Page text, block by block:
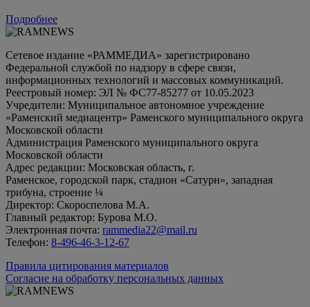
Подробнее
Сетевое издание «РАММЕДИА» зарегистрировано
Федеральной службой по надзору в сфере связи,
информационных технологий и массовых коммуникаций.
Реестровый номер: ЭЛ № ФС77-85277 от 10.05.2023
Учредители: Муниципальное автономное учреждение
«Раменский медиацентр» Раменского муниципального округа
Московской области
Администрация Раменского муниципального округа
Московской области
Адрес редакции: Московская область, г.
Раменское, городской парк, стадион «Сатурн», западная
трибуна, строение ¼
Директор: Скороспелова М.А.
Главный редактор: Бурова М.О.
Электронная почта: rammedia22@mail.ru
Телефон: 8-496-46-3-12-67
Правила цитирования материалов
Согласие на обработку персональных данных